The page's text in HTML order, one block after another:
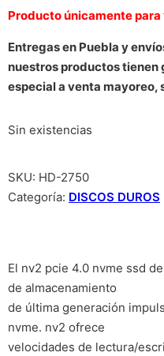
Producto únicamente para
Entregas en Puebla y
nuestros productos
especial a venta mayoreo,
Sin existencias
SKU: HD-2750
Categoría: DISCOS DUROS
El nv2 pcie 4.0 nvme ssd
de almacenamiento
de última generación
nvme. nv2 ofrece
velocidades de lectura/